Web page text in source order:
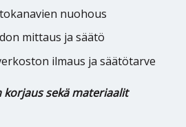
nuohous
mittaus ja säätö
ilmaus ja säätötarve
sekä materiaalit